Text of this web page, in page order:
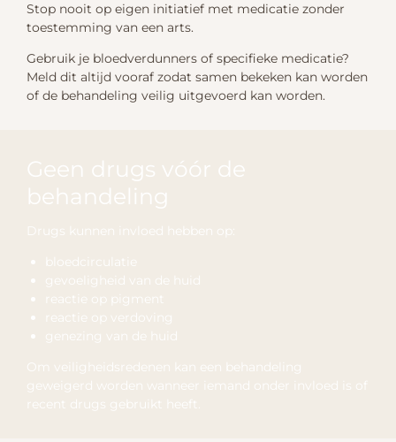
Stop nooit op eigen initiatief met medicatie zonder
toestemming van een arts.
Gebruik je bloedverdunners of specifieke medicatie?
Meld dit altijd vooraf zodat samen bekeken kan worden
of de behandeling veilig uitgevoerd kan worden.
Geen drugs vóór de
behandeling
Drugs kunnen invloed hebben op:
bloedcirculatie
gevoeligheid van de huid
reactie op pigment
reactie op verdoving
genezing van de huid
Om veiligheidsredenen kan een behandeling
geweigerd worden wanneer iemand onder invloed is of
recent drugs gebruikt heeft.